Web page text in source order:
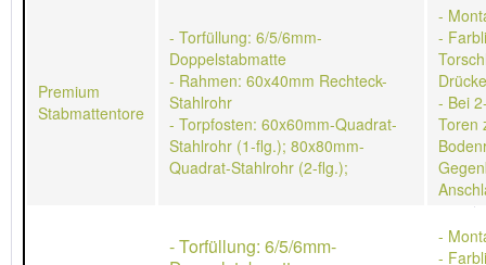
Premium
Stabmattentore
- Torfüllung: 6/5/6mm-
Doppelstabmatte
- Rahmen: 60x40mm Rechteck-
Stahlrohr
- Torpfosten: 60x60mm-Quadrat-
Stahlrohr (1-flg.); 80x80mm-
Quadrat-Stahlrohr (2-flg.);
-
-
- Bei
Toren
- Torfüllung: 6/5/6mm-
-
-